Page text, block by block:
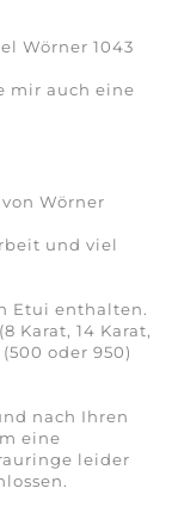
Wörner 1043
mir auch eine
Wörner
und viel
Etui enthalten.
Karat, 14 Karat,
oder 950)
nach Ihren
eine
leider